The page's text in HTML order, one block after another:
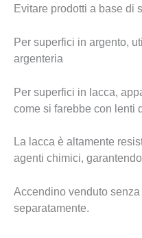
Evitare prodotti a base di
Per superfici in argento,
argenteria
Per superfici in lacca,
come si farebbe con lenti
La lacca è altamente
agenti chimici,
Accendino venduto
separatamente.